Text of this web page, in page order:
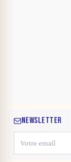
NEWSLETTER